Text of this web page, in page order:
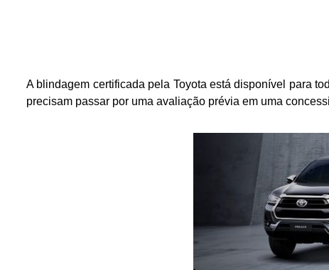
A blindagem certificada pela Toyota está disponível para
precisam passar por uma avaliação prévia em uma